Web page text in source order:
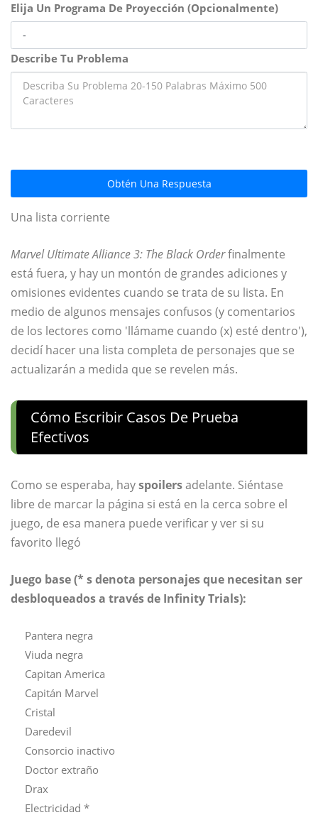
Elija Un Programa De Proyección (Opcionalmente)
Describe Tu Problema
Obtén Una Respuesta
Una lista corriente
Marvel Ultimate Alliance 3: The Black Orderfinalmente
está fuera, y hay un montón de grandes adiciones y
omisiones evidentes cuando se trata de su lista. En
medio de algunos mensajes confusos (y comentarios
de los lectores como 'llámame cuando (x) esté dentro'),
decidí hacer una lista completa de personajes que se
actualizarán a medida que se revelen más.
Cómo Escribir Casos De Prueba
Efectivos
Como se esperaba, hayspoilersadelante. Siéntase
libre de marcar la página si está en la cerca sobre el
juego, de esa manera puede verificar y ver si su
favorito llegó
Juego base (* s denota personajes que necesitan ser
desbloqueados a través de Infinity Trials):
Pantera negra
Viuda negra
Capitan America
Capitán Marvel
Cristal
Daredevil
Consorcio inactivo
Doctor extraño
Drax
Electricidad *